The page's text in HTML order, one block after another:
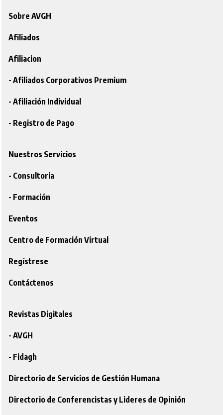
Sobre AVGH
Afiliados
Afiliacion
- Afiliados Corporativos Premium
- Afiliación Individual
- Registro de Pago
Nuestros Servicios
- Consultoria
- Formación
Eventos
Centro de Formación Virtual
Regístrese
Contáctenos
Revistas Digitales
- AVGH
- Fidagh
Directorio de Servicios de Gestión Humana
Directorio de Conferencistas y Lideres de Opinión